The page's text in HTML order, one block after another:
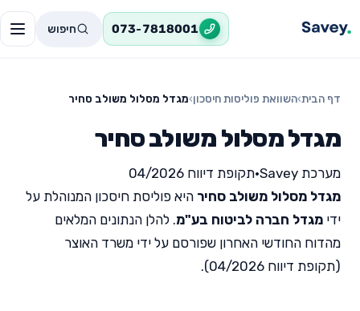
073-7818001 חיפוש
דף הבית›השוואת פוליסות חיסכון›מגדל מסלול משולב סחיר
מגדל מסלול משולב סחיר
מערכת Savey •תקופת דיווח 04/2026
מגדל מסלול משולב סחיר היא פוליסת חיסכון המנוהלת על
ידי מגדל חברה לביטוח בע"מ. להלן הנתונים המלאים
מהדוח החודשי האחרון שפורסם על ידי משרד האוצר
(תקופת דיווח 04/2026).